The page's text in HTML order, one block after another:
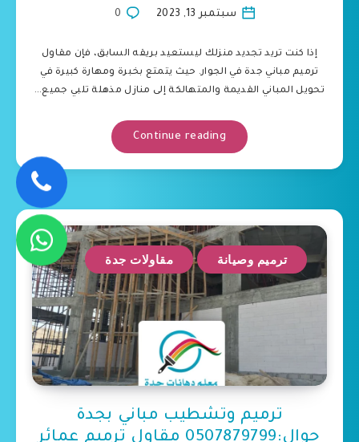
سبتمبر 13, 2023 0
إذا كنت تريد تجديد منزلك ليستعيد بريقه السابق، فإن مقاول
ترميم مباني جدة في الجوار. حيث يتمتع بخبرة ومهارة كبيرة في
تحويل المباني القديمة والمتهالكة إلى منازل مذهلة تلبي جميع…
Continue reading
ترميم وصيانة مقاولات جدة
ترميم وتشطيب مباني بجدة
جوال:0507879799 مقاول ترميم عمائر